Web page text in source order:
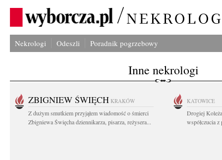
Nekrologi Odeszli Poradnik pogrzebowy
Inne nekrologi
ZBIGNIEW ŚWIĘCH KRAKÓW
Z dużym smutkiem przyjąłem wiadomość o śmierci
Zbigniewa Święcha dziennikarza, pisarza, reżysera...
KATOWICE
Drogiej
współczucia